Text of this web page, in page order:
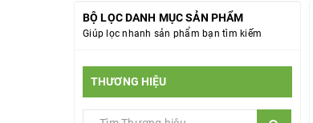
BỘ LỌC DANH MỤC SẢN PHẨM
Giúp lọc nhanh sản phẩm bạn tìm kiếm
THƯƠNG HIỆU